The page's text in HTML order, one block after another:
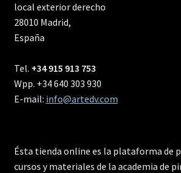
local exterior derecho
28010 Madrid,
España
Tel. +34 915 913 753
Wpp. +34 640 303 930
E-mail: info@artedv.com
Ésta tienda online es la plataforma de
cursos y materiales de la academia de